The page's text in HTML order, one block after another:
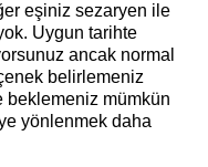
eşiniz sezaryen ile
Uygun tarihte
ancak normal
belirlemeniz
beklemeniz mümkün
yönlenmek daha